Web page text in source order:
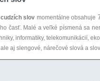
slov momentálne obsahuje
časť. Malé a veľké písmená sa
informatiky, telekomunikácií,
aj slengové, nárečové slová a